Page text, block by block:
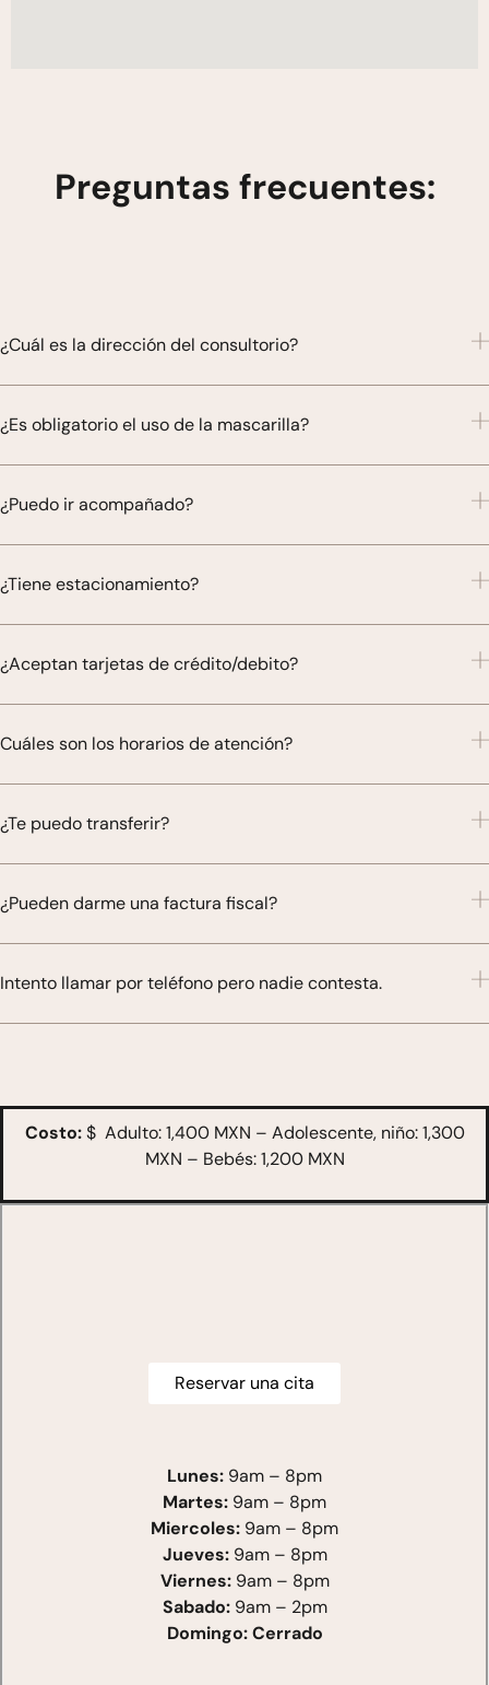
Preguntas frecuentes:
¿Cuál es la dirección del consultorio?
¿Es obligatorio el uso de la mascarilla?
¿Puedo ir acompañado?
¿Tiene estacionamiento?
¿Aceptan tarjetas de crédito/debito?
Cuáles son los horarios de atención?
¿Te puedo transferir?
¿Pueden darme una factura fiscal?
Intento llamar por teléfono pero nadie contesta.
Costo:$ Adulto: 1,400 MXN – Adolescente, niño: 1,300
MXN – Bebés: 1,200 MXN
Reservar una cita
Lunes: 9am – 8pm
Martes: 9am – 8pm
Miercoles: 9am – 8pm
Jueves:9am – 8pm
Viernes:9am – 8pm
Sabado:9am – 2pm
Domingo: Cerrado